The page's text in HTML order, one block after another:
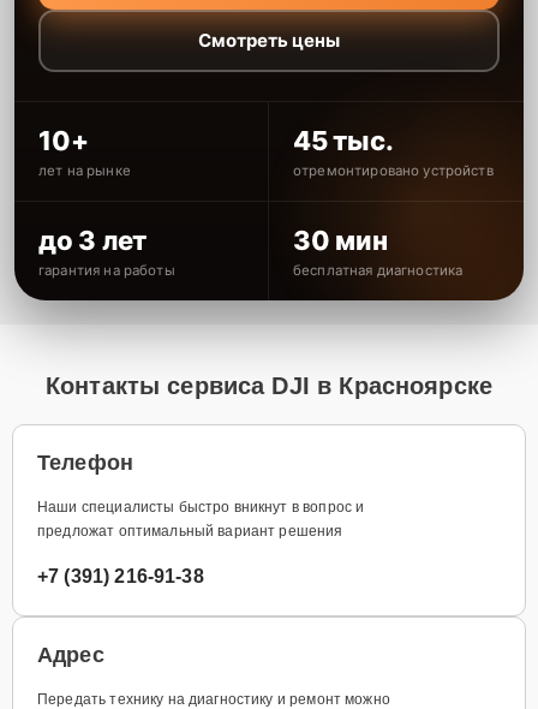
Смотреть цены
10+
лет на рынке
45 тыс.
отремонтировано устройств
до 3 лет
гарантия на работы
30 мин
бесплатная диагностика
Контакты сервиса DJI в Красноярске
Телефон
Наши специалисты быстро вникнут в вопрос и
предложат оптимальный вариант решения
+7 (391) 216-91-38
Адрес
Передать технику на диагностику и ремонт можно